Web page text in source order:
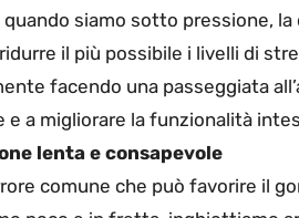
quando siamo sotto pressione,
il più possibile i livelli di
facendo una passeggiata
e a migliorare la funzionalità
lenta e consapevole
comune che può favorire il